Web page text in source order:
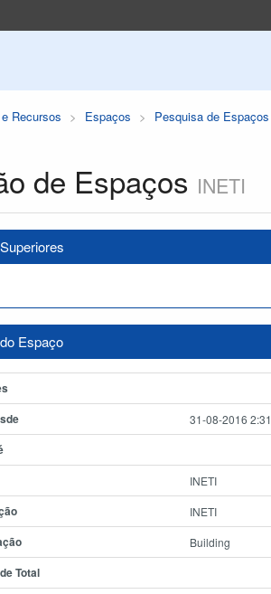
Recursos Espaços Pesquisa de Espaços
de Espaços INETI
Espaço
31-08-2016 2:31
INETI
INETI
Building
Total